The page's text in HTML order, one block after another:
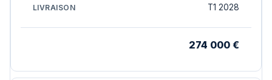
T1 2028
274 000 €